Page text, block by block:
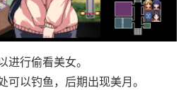
进行偷看美女。
可以钓鱼，后期出现美月。